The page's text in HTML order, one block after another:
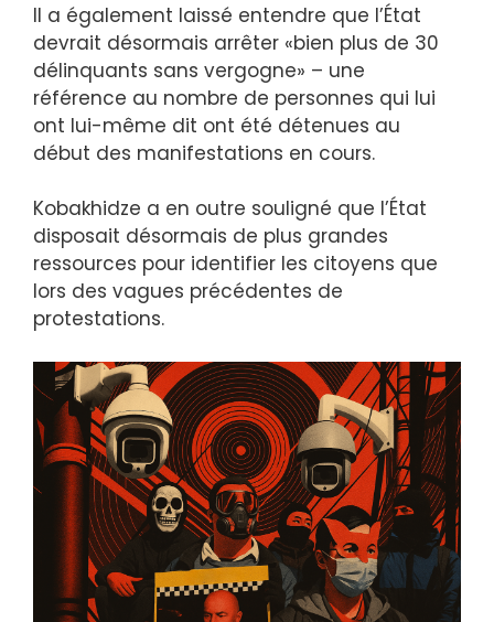
Il a également laissé entendre que l’État
devrait désormais arrêter «bien plus de 30
délinquants sans vergogne» – une
référence au nombre de personnes qui lui
ont lui-même dit ont été détenues au
début des manifestations en cours.
Kobakhidze a en outre souligné que l’État
disposait désormais de plus grandes
ressources pour identifier les citoyens que
lors des vagues précédentes de
protestations.